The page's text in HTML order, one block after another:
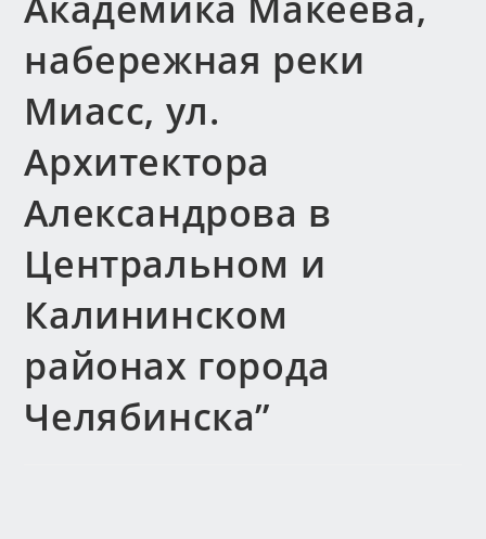
набережная реки
Миасс, ул.
Архитектора
Александрова в
Центральном и
Калининском
районах города
Челябинска”